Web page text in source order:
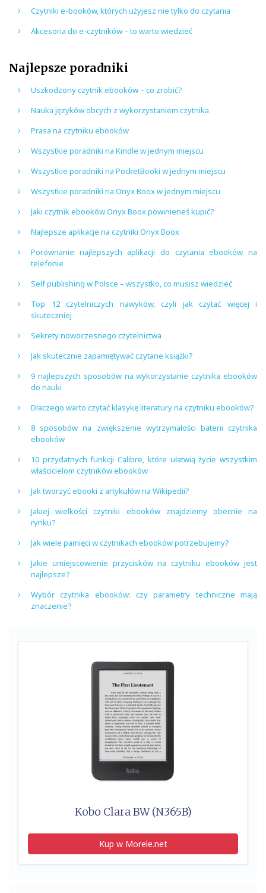
Czytniki e-booków, których użyjesz nie tylko do czytania
Akcesoria do e-czytników – to warto wiedzieć
Najlepsze poradniki
Uszkodzony czytnik ebooków – co zrobić?
Nauka języków obcych z wykorzystaniem czytnika
Prasa na czytniku ebooków
Wszystkie poradniki na Kindle w jednym miejscu
Wszystkie poradniki na PocketBooki w jednym miejscu
Wszystkie poradniki na Onyx Boox w jednym miejscu
Jaki czytnik ebooków Onyx Boox powinieneś kupić?
Najlepsze aplikacje na czytniki Onyx Boox
Porównanie najlepszych aplikacji do czytania ebooków na
telefonie
Self publishing w Polsce – wszystko, co musisz wiedzieć
Top 12 czytelniczych nawyków, czyli jak czytać więcej i
skuteczniej
Sekrety nowoczesnego czytelnictwa
Jak skutecznie zapamiętywać czytane książki?
9 najlepszych sposobów na wykorzystanie czytnika ebooków
do nauki
Dlaczego warto czytać klasykę literatury na czytniku ebooków?
8 sposobów na zwiększenie wytrzymałości baterii czytnika
ebooków
10 przydatnych funkcji Calibre, które ułatwią życie wszystkim
właścicielom czytników ebooków
Jak tworzyć ebooki z artykułów na Wikipedii?
Jakiej wielkości czytniki ebooków znajdziemy obecnie na
rynku?
Jak wiele pamięci w czytnikach ebooków potrzebujemy?
Jakie umiejscowienie przycisków na czytniku ebooków jest
najlepsze?
Wybór czytnika ebooków: czy parametry techniczne mają
znaczenie?
Kobo Clara BW (N365B)
Kup w Morele.net